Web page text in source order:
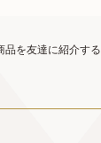
品を友達に紹介する